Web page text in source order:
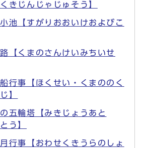
きじんじゃじゅそう】
池【すがりおおいけおよびこ
【くまのさんけいみちいせ
行事【ほくせい・くまののく
】
五輪塔【みきじょうあと
う】
行事【おわせくきうらのしょ